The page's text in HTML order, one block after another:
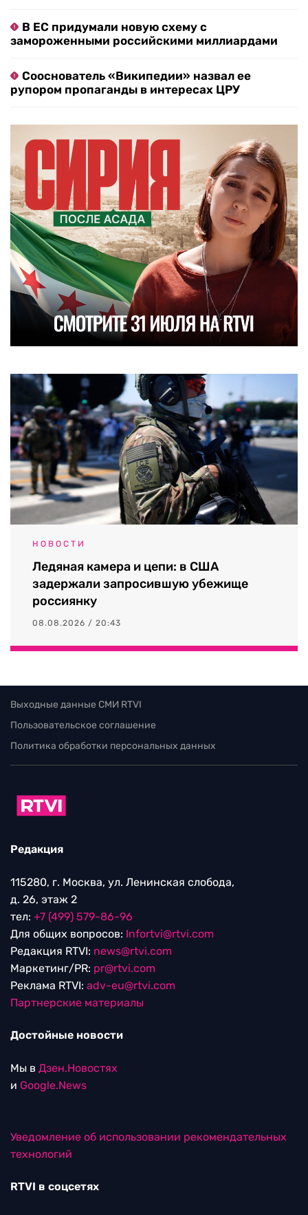
В ЕС придумали новую схему с
замороженными российскими миллиардами
Сооснователь «Википедии» назвал ее
рупором пропаганды в интересах ЦРУ
НОВОСТИ
Ледяная камера и цепи: в США
задержали запросившую убежище
россиянку
08.08.2026 / 20:43
Выходные данные СМИ RTVI
Пользовательское соглашение
Политика обработки персональных данных
Редакция
115280, г. Москва, ул. Ленинская слобода,
д. 26, этаж 2
тел: +7 (499) 579-86-96
Для общих вопросов: Infortvi@rtvi.com
Редакция RTVI: news@rtvi.com
Маркетинг/PR: pr@rtvi.com
Реклама RTVI: adv-eu@rtvi.com
Партнерские материалы
Достойные новости
Мы в Дзен.Новостях
и Google.News
Уведомление об использовании рекомендательных
технологий
RTVI в соцсетях